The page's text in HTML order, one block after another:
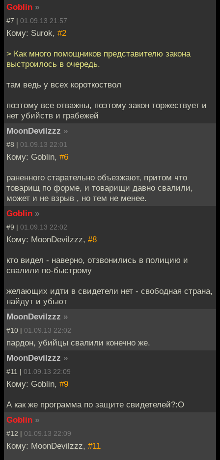
Goblin »
#7 | 01.09.13 21:57
Кому: Surok, #2
> Как много помощников представителю закона
выстроилось в очередь.
там ведь у всех короткоствол
поэтому все отважны, поэтому закон торжествует и
нет убийств и грабежей
MoonDevilzzz »
#8 | 01.09.13 22:01
Кому: Goblin, #6
раненного старательно объезжают, притом что
товарищ по форме, и товарищи давно свалили,
может и не взрыв , но тем не менее.
Goblin »
#9 | 01.09.13 22:02
Кому: MoonDevilzzz, #8
кто видел - наверно, отзвонились в полицию и
свалили по-быстрому
желающих идти в свидетели нет - свободная страна,
найдут и убьют
MoonDevilzzz »
#10 | 01.09.13 22:02
пардон, убийцы свалили конечно же.
MoonDevilzzz »
#11 | 01.09.13 22:09
Кому: Goblin, #9
А как же программа по защите свидетелей?:O
Goblin »
#12 | 01.09.13 22:09
Кому: MoonDevilzzz, #11